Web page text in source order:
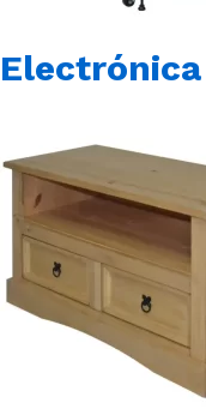
Electrónica